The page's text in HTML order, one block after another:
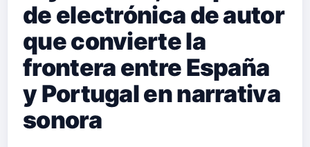
de electrónica de autor
que convierte la
frontera entre España
y Portugal en narrativa
sonora